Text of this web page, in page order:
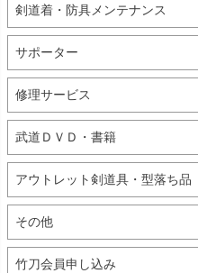
剣道着・防具メンテナンス
サポーター
修理サービス
武道ＤＶＤ・書籍
アウトレット剣道具・型落ち品
その他
竹刀会員申し込み